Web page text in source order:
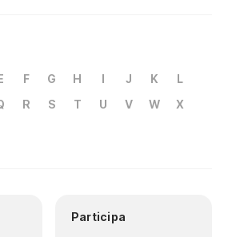
F G H I J K
L
R S T U V W
X
Participa